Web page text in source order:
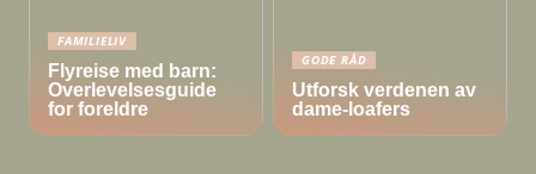
FAMILIELIV
Flyreise med barn:
Overlevelsesguide
for foreldre
GODE RÅD
Utforsk verdenen av
dame-loafers